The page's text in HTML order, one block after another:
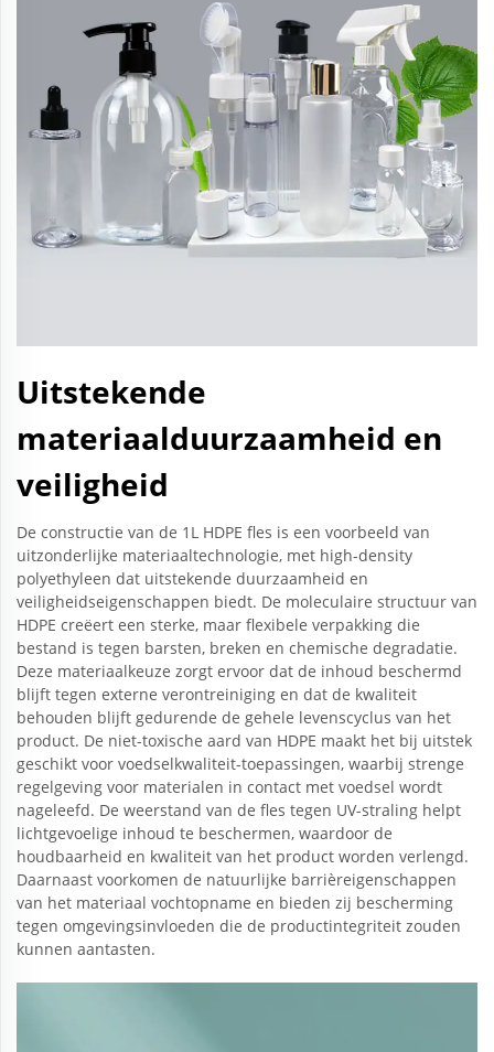
Uitstekende
materiaalduurzaamheid en
veiligheid
De constructie van de 1L HDPE fles is een voorbeeld van
uitzonderlijke materiaaltechnologie, met high-density
polyethyleen dat uitstekende duurzaamheid en
veiligheidseigenschappen biedt. De moleculaire structuur van
HDPE creëert een sterke, maar flexibele verpakking die
bestand is tegen barsten, breken en chemische degradatie.
Deze materiaalkeuze zorgt ervoor dat de inhoud beschermd
blijft tegen externe verontreiniging en dat de kwaliteit
behouden blijft gedurende de gehele levenscyclus van het
product. De niet-toxische aard van HDPE maakt het bij uitstek
geschikt voor voedselkwaliteit-toepassingen, waarbij strenge
regelgeving voor materialen in contact met voedsel wordt
nageleefd. De weerstand van de fles tegen UV-straling helpt
lichtgevoelige inhoud te beschermen, waardoor de
houdbaarheid en kwaliteit van het product worden verlengd.
Daarnaast voorkomen de natuurlijke barrièreigenschappen
van het materiaal vochtopname en bieden zij bescherming
tegen omgevingsinvloeden die de productintegriteit zouden
kunnen aantasten.